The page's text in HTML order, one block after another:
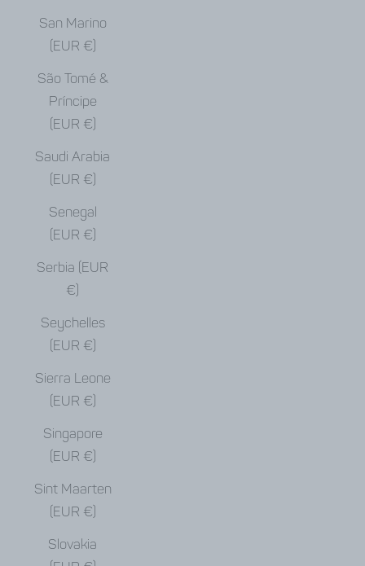
San Marino
(EUR €)
São Tomé &
Príncipe
(EUR €)
Saudi Arabia
(EUR €)
Senegal
(EUR €)
Serbia (EUR
€)
Seychelles
(EUR €)
Sierra Leone
(EUR €)
Singapore
(EUR €)
Sint Maarten
(EUR €)
Slovakia